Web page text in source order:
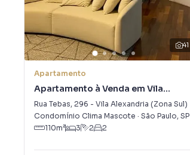
41
Apartamento
Apartamento à Venda em Vila
Alexandria (Zona Sul)
Rua Tebas, 296 - Vila Alexandria (Zona Sul)
Condomínio Clima Mascote · São Paulo, SP
110m² 3 2 2